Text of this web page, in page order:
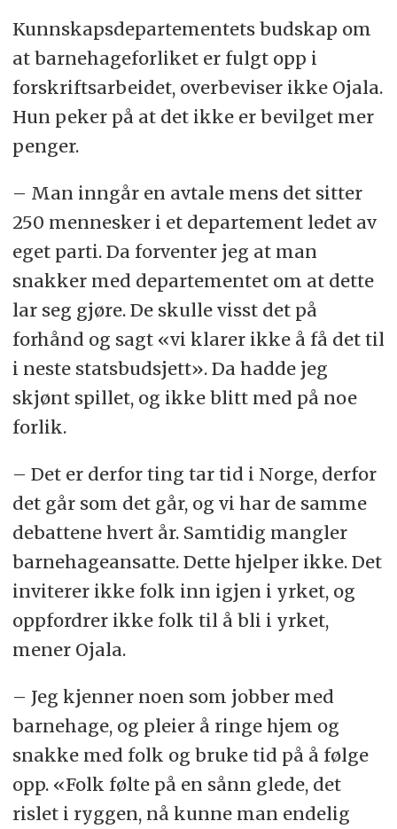
Kunnskapsdepartementets budskap om
at barnehageforliket er fulgt opp i
forskriftsarbeidet, overbeviser ikke Ojala.
Hun peker på at det ikke er bevilget mer
penger.
– Man inngår en avtale mens det sitter
250 mennesker i et departement ledet av
eget parti. Da forventer jeg at man
snakker med departementet om at dette
lar seg gjøre. De skulle visst det på
forhånd og sagt «vi klarer ikke å få det til
i neste statsbudsjett». Da hadde jeg
skjønt spillet, og ikke blitt med på noe
forlik.
– Det er derfor ting tar tid i Norge, derfor
det går som det går, og vi har de samme
debattene hvert år. Samtidig mangler
barnehageansatte. Dette hjelper ikke. Det
inviterer ikke folk inn igjen i yrket, og
oppfordrer ikke folk til å bli i yrket,
mener Ojala.
– Jeg kjenner noen som jobber med
barnehage, og pleier å ringe hjem og
snakke med folk og bruke tid på å følge
opp. «Folk følte på en sånn glede, det
rislet i ryggen, nå kunne man endelig